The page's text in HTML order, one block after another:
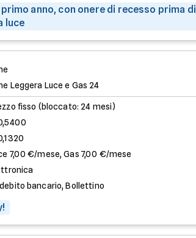
anno, con onere di recesso prima di
luce
Leggera Luce e Gas 24
fisso (bloccato: 24 mesi)
7,00 €/mese, Gas 7,00 €/mese
bancario, Bollettino